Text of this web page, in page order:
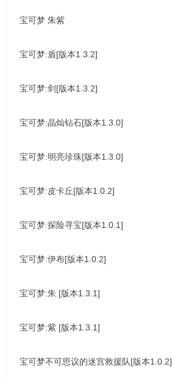
宝可梦 朱紫
宝可梦:盾[版本1.3.2]
宝可梦:剑[版本1.3.2]
宝可梦:晶灿钻石[版本1.3.0]
宝可梦:明亮珍珠[版本1.3.0]
宝可梦:皮卡丘[版本1.0.2]
宝可梦:探险寻宝[版本1.0.1]
宝可梦:伊布[版本1.0.2]
宝可梦:朱 [版本1.3.1]
宝可梦:紫 [版本1.3.1]
宝可梦不可思议的迷宫救援队[版本1.0.2]